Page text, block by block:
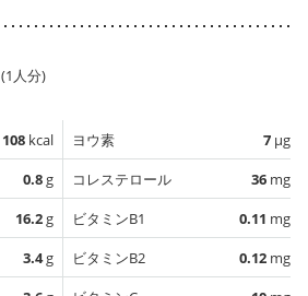
(1人分)
108 kcal
0.8g
16.2g
3.4g
ヨウ素 7 µg
コレステロール
36 mg
ビタミンB1
0.11 mg
ビタミンB2
0.12 mg